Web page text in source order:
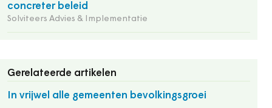
concreter beleid
Solviteers Advies & Implementatie
Gerelateerde artikelen
In vrijwel alle gemeenten bevolkingsgroei